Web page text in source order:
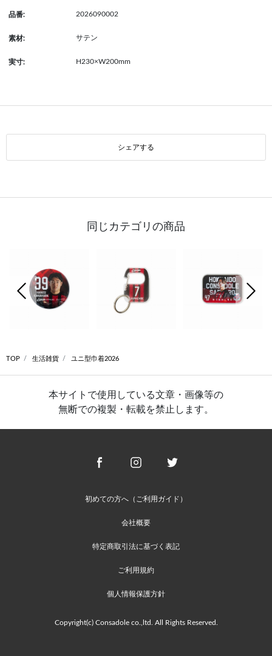
品番: 2026090002
素材: サテン
実寸: H230×W200mm
シェアする
同じカテゴリの商品
前の画像
TOP 生活雑貨 ユニ型巾着2026
本サイトで使用している文章・画像等の
無断での複製・転載を禁止します。
初めての方へ（ご利用ガイド）
会社概要
特定商取引法に基づく表記
ご利用規約
個人情報保護方針
Copyright(c) Consadole co.,ltd. All Rights Reserved.